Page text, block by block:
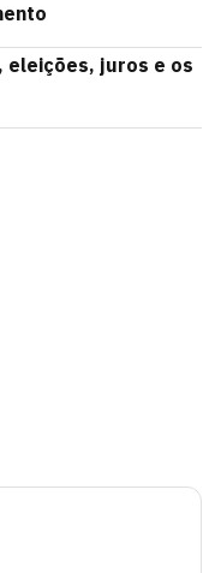
eleições, juros e os